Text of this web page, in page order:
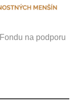
na podporu